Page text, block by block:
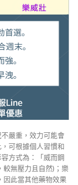
嚴重，效力可能會
可根據個人習慣和
方式為：「威而鋼
較無壓力且自然)；樂
因此當其他藥物效果